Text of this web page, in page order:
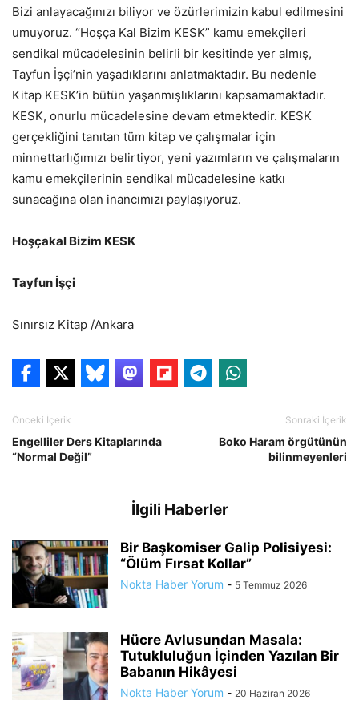
Bizi anlayacağınızı biliyor ve özürlerimizin kabul edilmesini
umuyoruz. “Hoşça Kal Bizim KESK” kamu emekçileri
sendikal mücadelesinin belirli bir kesitinde yer almış,
Tayfun İşçi’nin yaşadıklarını anlatmaktadır. Bu nedenle
Kitap KESK’in bütün yaşanmışlıklarını kapsamamaktadır.
KESK, onurlu mücadelesine devam etmektedir. KESK
gerçekliğini tanıtan tüm kitap ve çalışmalar için
minnettarlığımızı belirtiyor, yeni yazımların ve çalışmaların
kamu emekçilerinin sendikal mücadelesine katkı
sunacağına olan inancımızı paylaşıyoruz.
Hoşçakal Bizim KESK
Tayfun İşçi
Sınırsız Kitap /Ankara
Önceki İçerik
Engelliler Ders Kitaplarında
“Normal Değil”
Sonraki İçerik
Boko Haram örgütünün
bilinmeyenleri
İlgili Haberler
Bir Başkomiser Galip Polisiyesi:
“Ölüm Fırsat Kollar”
Nokta Haber Yorum - 5 Temmuz 2026
Hücre Avlusundan Masala:
Tutukluluğun İçinden Yazılan Bir
Babanın Hikâyesi
Nokta Haber Yorum - 20 Haziran 2026